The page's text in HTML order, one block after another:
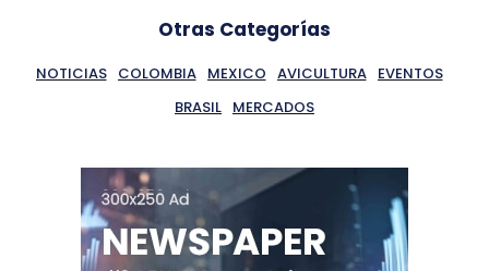
Otras Categorías
NOTICIAS COLOMBIA MEXICO AVICULTURA
EVENTOS
BRASIL MERCADOS